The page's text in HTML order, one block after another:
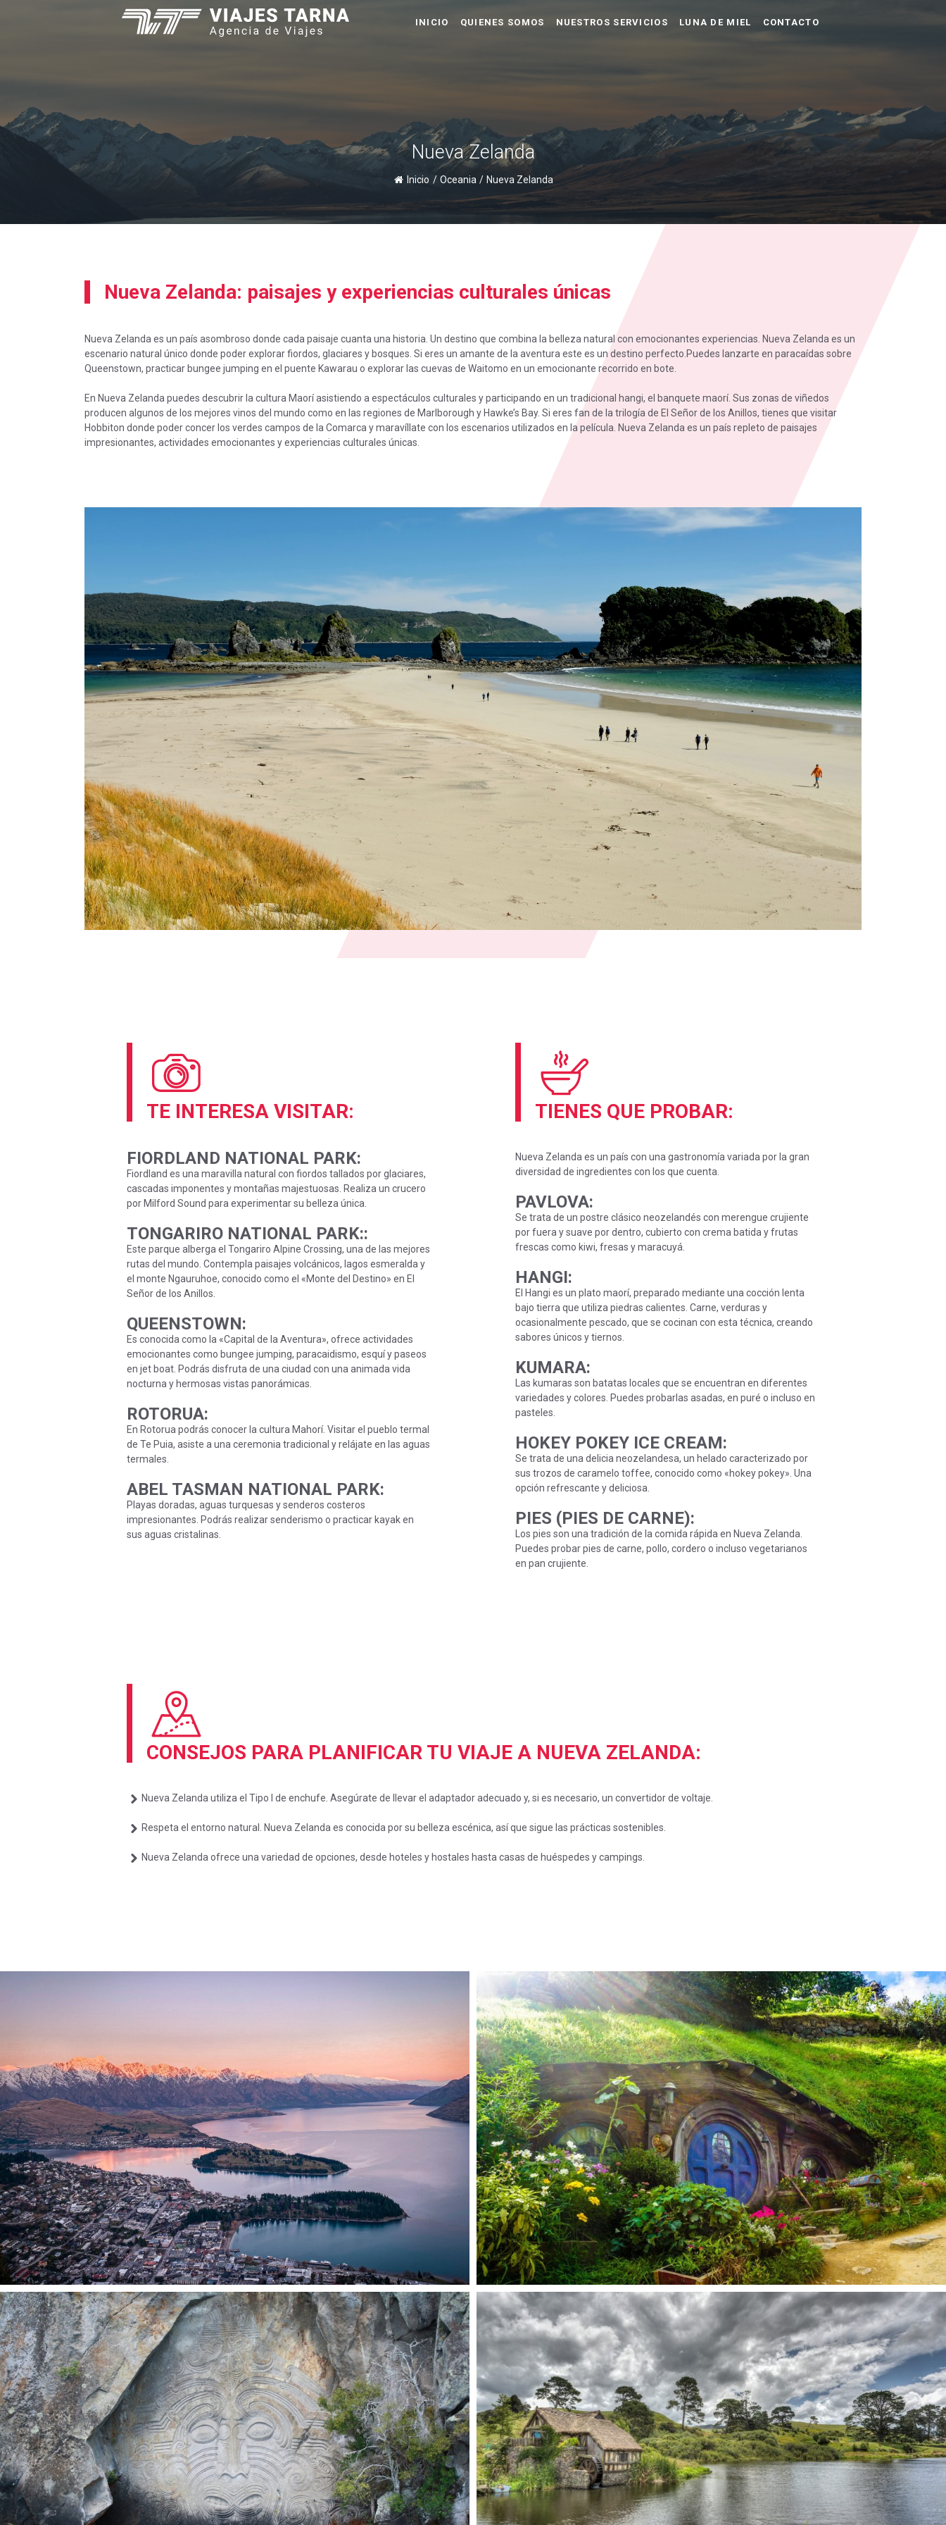
INICIO QUIENES SOMOS NUESTROS SERVICIOS LUNA DE MIEL CONTACTO
Nueva Zelanda
Inicio / Oceania / Nueva Zelanda
Nueva Zelanda: paisajes y experiencias culturales únicas
Nueva Zelanda es un país asombroso donde cada paisaje cuanta una historia. Un destino que combina la belleza natural con emocionantes experiencias. Nueva Zelanda es un
escenario natural único donde poder explorar fiordos, glaciares y bosques. Si eres un amante de la aventura este es un destino perfecto.Puedes lanzarte en paracaídas sobre
Queenstown, practicar bungee jumping en el puente Kawarau o explorar las cuevas de Waitomo en un emocionante recorrido en bote.
En Nueva Zelanda puedes descubrir la cultura Maorí asistiendo a espectáculos culturales y participando en un tradicional hangi, el banquete maorí. Sus zonas de viñedos
producen algunos de los mejores vinos del mundo como en las regiones de Marlborough y Hawke’s Bay. Si eres fan de la trilogía de El Señor de los Anillos, tienes que visitar
Hobbiton donde poder concer los verdes campos de la Comarca y maravíllate con los escenarios utilizados en la película. Nueva Zelanda es un país repleto de paisajes
impresionantes, actividades emocionantes y experiencias culturales únicas.
TE INTERESA VISITAR:
FIORDLAND NATIONAL PARK:
Fiordland es una maravilla natural con fiordos tallados por glaciares,
cascadas imponentes y montañas majestuosas. Realiza un crucero
por Milford Sound para experimentar su belleza única.
TONGARIRO NATIONAL PARK::
Este parque alberga el Tongariro Alpine Crossing, una de las mejores
rutas del mundo. Contempla paisajes volcánicos, lagos esmeralda y
el monte Ngauruhoe, conocido como el «Monte del Destino» en El
Señor de los Anillos.
QUEENSTOWN:
Es conocida como la «Capital de la Aventura», ofrece actividades
emocionantes como bungee jumping, paracaidismo, esquí y paseos
en jet boat. Podrás disfruta de una ciudad con una animada vida
nocturna y hermosas vistas panorámicas.
ROTORUA:
En Rotorua podrás conocer la cultura Mahorí. Visitar el pueblo termal
de Te Puia, asiste a una ceremonia tradicional y relájate en las aguas
termales.
ABEL TASMAN NATIONAL PARK:
Playas doradas, aguas turquesas y senderos costeros
impresionantes. Podrás realizar senderismo o practicar kayak en
sus aguas cristalinas.
TIENES QUE PROBAR:
Nueva Zelanda es un país con una gastronomía variada por la gran
diversidad de ingredientes con los que cuenta.
PAVLOVA:
Se trata de un postre clásico neozelandés con merengue crujiente
por fuera y suave por dentro, cubierto con crema batida y frutas
frescas como kiwi, fresas y maracuyá.
HANGI:
El Hangi es un plato maorí, preparado mediante una cocción lenta
bajo tierra que utiliza piedras calientes. Carne, verduras y
ocasionalmente pescado, que se cocinan con esta técnica, creando
sabores únicos y tiernos.
KUMARA:
Las kumaras son batatas locales que se encuentran en diferentes
variedades y colores. Puedes probarlas asadas, en puré o incluso en
pasteles.
HOKEY POKEY ICE CREAM:
Se trata de una delicia neozelandesa, un helado caracterizado por
sus trozos de caramelo toffee, conocido como «hokey pokey». Una
opción refrescante y deliciosa.
PIES (PIES DE CARNE):
Los pies son una tradición de la comida rápida en Nueva Zelanda.
Puedes probar pies de carne, pollo, cordero o incluso vegetarianos
en pan crujiente.
CONSEJOS PARA PLANIFICAR TU VIAJE A NUEVA ZELANDA:
Nueva Zelanda utiliza el Tipo I de enchufe. Asegúrate de llevar el adaptador adecuado y, si es necesario, un convertidor de voltaje.
Respeta el entorno natural. Nueva Zelanda es conocida por su belleza escénica, así que sigue las prácticas sostenibles.
Nueva Zelanda ofrece una variedad de opciones, desde hoteles y hostales hasta casas de huéspedes y campings.